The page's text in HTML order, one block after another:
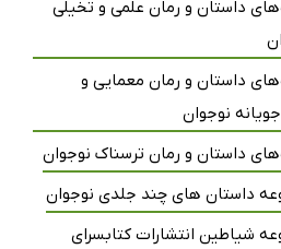
شب
داستان و رمان علمی و تخیلی
داستان و رمان معمایی و
نوجوان
داستان و رمان ترسناک نوجوان
داستان های چند جلدی نوجوان
شیاطین انتشارات کتابسرای